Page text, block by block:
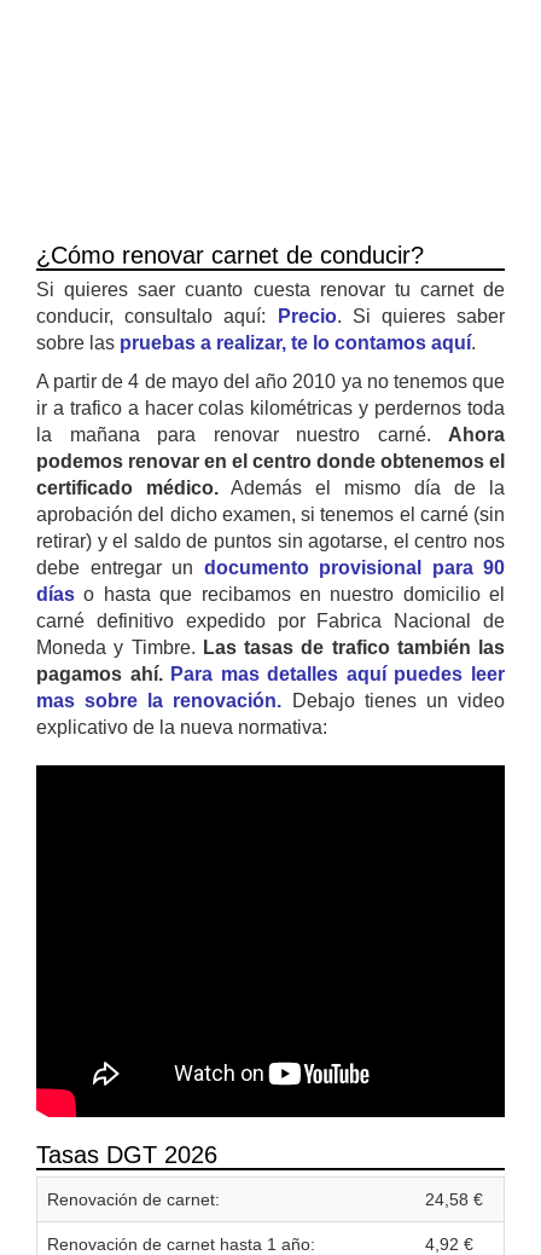
¿Cómo renovar carnet de conducir?
Si quieres saer cuanto cuesta renovar tu carnet de
conducir, consultalo aquí:
Precio. Si quieres saber
sobre las pruebas a realizar, te lo contamos aquí.
A partir de 4 de mayo del año 2010 ya no tenemos que
ir a trafico a hacer colas kilométricas y perdernos toda
la mañana para renovar nuestro carné. Ahora
podemos renovar en el centro donde obtenemos el
certificado médico. Además el mismo día de la
aprobación del dicho examen, si tenemos el carné (sin
retirar) y el saldo de puntos sin agotarse, el centro nos
debe entregar un documento provisional para 90
días o hasta que recibamos en nuestro domicilio el
carné definitivo expedido por Fabrica Nacional de
Moneda y Timbre. Las tasas de trafico también las
pagamos ahí. Para mas detalles aquí puedes leer
mas sobre la renovación. Debajo tienes un video
explicativo de la nueva normativa:
Tasas DGT 2026
Renovación de carnet: 24,58 €
Renovación de carnet hasta 1 año: 4,92 €